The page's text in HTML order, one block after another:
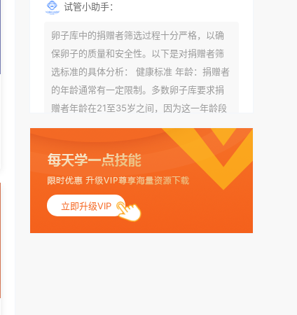
试管小助手：
卵子库中的捐赠者筛选过程十分严格，以确
保卵子的质量和安全性。以下是对捐赠者筛
选标准的具体分析： 健康标准 年龄：捐赠者
的年龄通常有一定限制。多数卵子库要求捐
赠者年龄在21至35岁之间，因为这一年龄段
女性的卵子质量相对较高。不过，不同卵子
库的具体年龄要求可能有所不同。 身体质量
指数（BMI）：捐赠者的BMI通常需要在正常
范围内，以确保其身体健康状况良好。过高
的BMI可能与多种健康问题相关联，包括不孕
症和妊娠并发症。 生殖健康：捐赠者需要有
规律的月经期，无生殖障碍或异常问题。此
立即升级VIP